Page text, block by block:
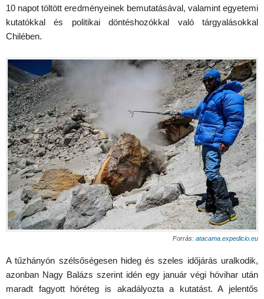
10 napot töltött eredményeinek bemutatásával, valamint egyetemi
kutatókkal és politikai döntéshozókkal való tárgyalásokkal
Chilében.
Forrás: atacama.expedicio.eu
A tűzhányón szélsőségesen hideg és szeles időjárás uralkodik,
azonban Nagy Balázs szerint idén egy január végi hóvihar után
maradt fagyott hóréteg is akadályozta a kutatást. A jelentős